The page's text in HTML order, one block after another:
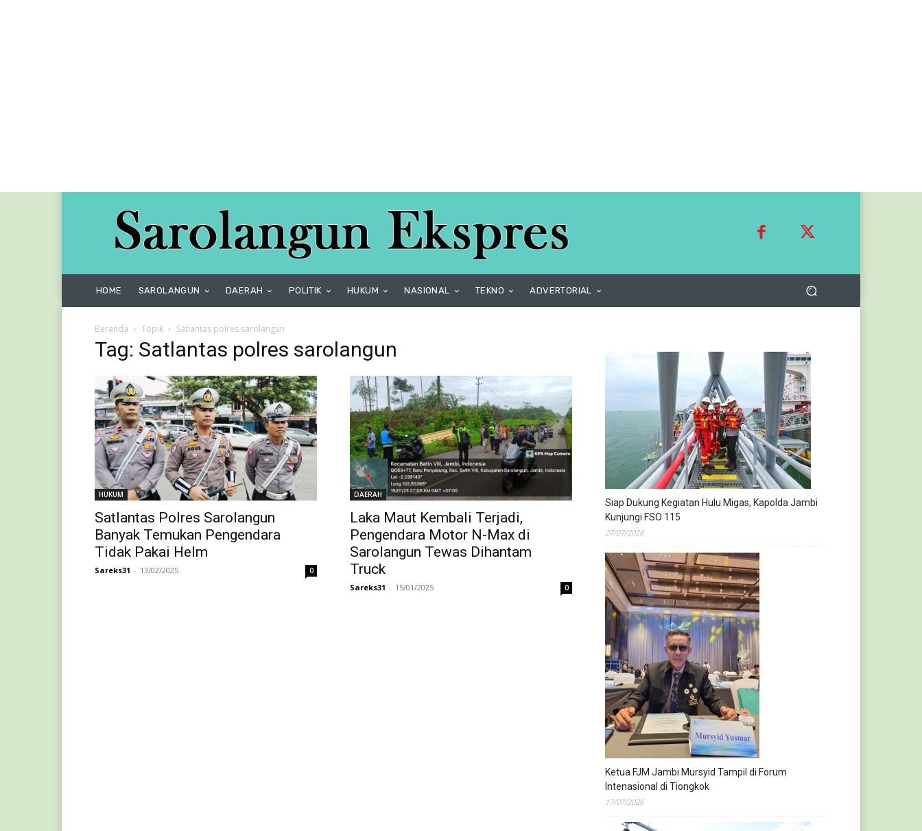
HOME SAROLANGUN DAERAH POLITIK HUKUM NASIONAL TEKNO ADVERTORIAL
Beranda Topik Satlantas polres sarolangun
Tag: Satlantas polres sarolangun
HUKUM
Satlantas Polres Sarolangun
Banyak Temukan Pengendara
Tidak Pakai Helm
Sareks31 - 13/02/2025 0
DAERAH
Laka Maut Kembali Terjadi,
Pengendara Motor N-Max di
Sarolangun Tewas Dihantam
Truck
Sareks31 - 15/01/2025 0
Siap Dukung Kegiatan Hulu Migas, Kapolda Jambi
Kunjungi FSO 115
27/07/2026
Ketua FJM Jambi Mursyid Tampil di Forum
Intenasional di Tiongkok
17/07/2026